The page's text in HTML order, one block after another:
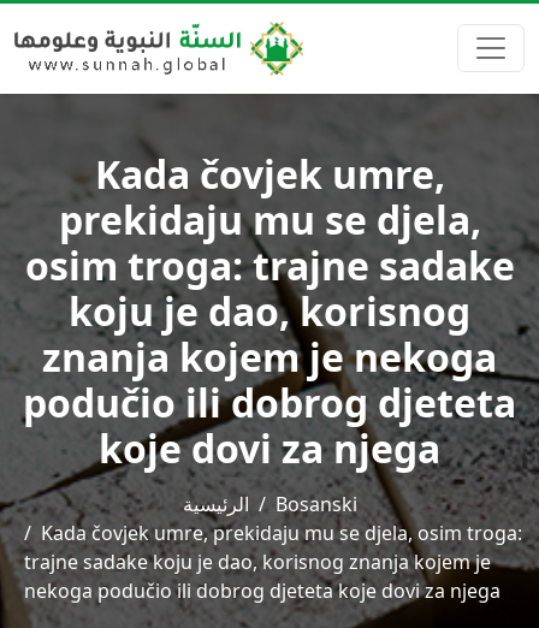
Kada čovjek umre,
prekidaju mu se djela,
osim troga: trajne sadake
koju je dao, korisnog
znanja kojem je nekoga
podučio ili dobrog djeteta
koje dovi za njega
الرئيسية
Bosanski
Kada čovjek umre, prekidaju mu se djela, osim troga:
trajne sadake koju je dao, korisnog znanja kojem je
nekoga podučio ili dobrog djeteta koje dovi za njega